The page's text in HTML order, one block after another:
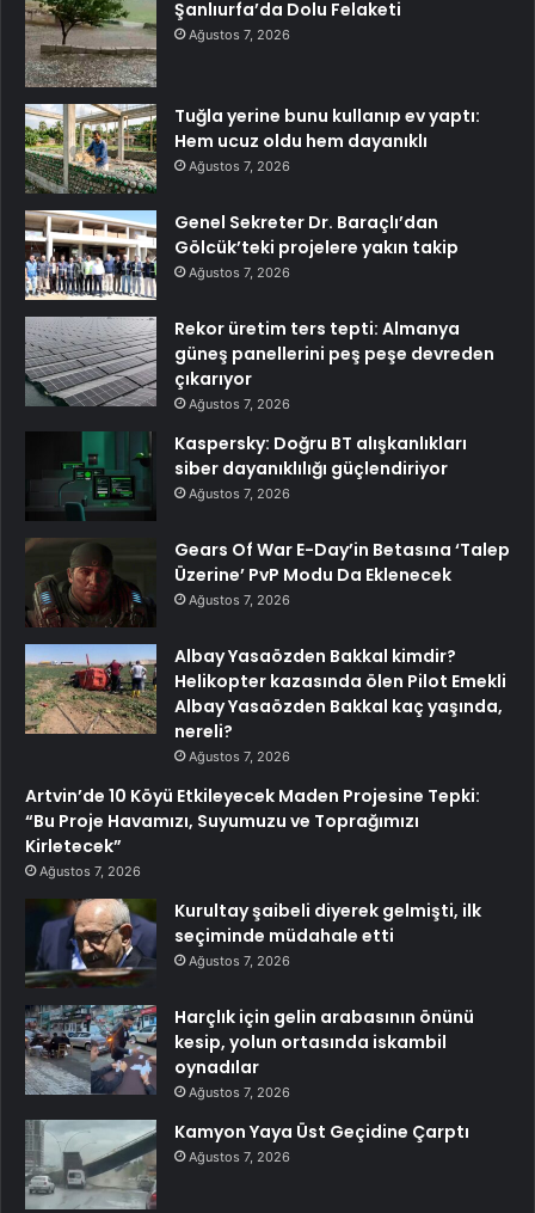
Şanlıurfa’da Dolu Felaketi
Ağustos 7, 2026
Tuğla yerine bunu kullanıp ev yaptı:
Hem ucuz oldu hem dayanıklı
Ağustos 7, 2026
Genel Sekreter Dr. Baraçlı’dan
Gölcük’teki projelere yakın takip
Ağustos 7, 2026
Rekor üretim ters tepti: Almanya
güneş panellerini peş peşe devreden
çıkarıyor
Ağustos 7, 2026
Kaspersky: Doğru BT alışkanlıkları
siber dayanıklılığı güçlendiriyor
Ağustos 7, 2026
Gears Of War E-Day’in Betasına ‘Talep
Üzerine’ PvP Modu Da Eklenecek
Ağustos 7, 2026
Albay Yasaözden Bakkal kimdir?
Helikopter kazasında ölen Pilot Emekli
Albay Yasaözden Bakkal kaç yaşında,
nereli?
Ağustos 7, 2026
Artvin’de 10 Köyü Etkileyecek Maden Projesine Tepki:
“Bu Proje Havamızı, Suyumuzu ve Toprağımızı
Kirletecek”
Ağustos 7, 2026
Kurultay şaibeli diyerek gelmişti, ilk
seçiminde müdahale etti
Ağustos 7, 2026
Harçlık için gelin arabasının önünü
kesip, yolun ortasında iskambil
oynadılar
Ağustos 7, 2026
Kamyon Yaya Üst Geçidine Çarptı
Ağustos 7, 2026